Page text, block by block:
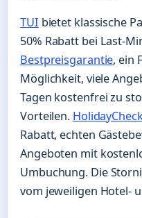
TUI bietet klassische
50% Rabatt bei Last-
Bestpreisgarantie, ein
Möglichkeit, viele
Tagen kostenfrei zu
Vorteilen.
Rabatt, echten
Angeboten mit
Umbuchung. Die
vom jeweiligen Hotel-